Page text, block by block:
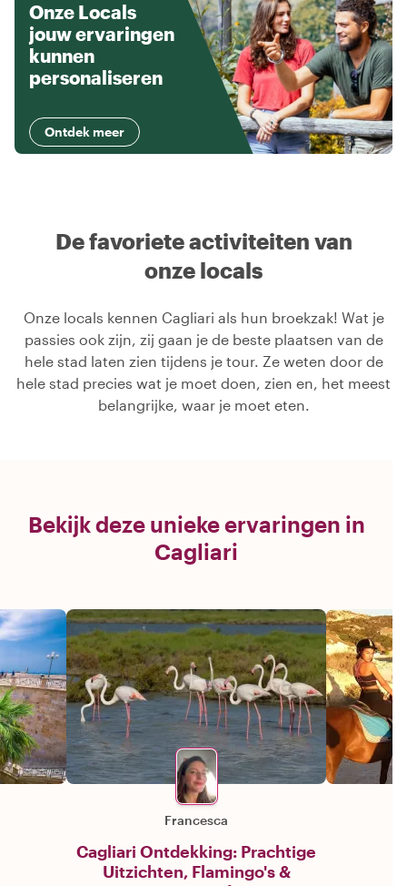
Onze Locals
jouw ervaringen
kunnen
personaliseren
Ontdek meer
De favoriete activiteiten van
onze locals
Onze locals kennen Cagliari als hun broekzak! Wat je
passies ook zijn, zij gaan je de beste plaatsen van de
hele stad laten zien tijdens je tour. Ze weten door de
hele stad precies wat je moet doen, zien en, het meest
belangrijke, waar je moet eten.
Bekijk deze unieke ervaringen in
Cagliari
Francesca
Cagliari Ontdekking: Prachtige
Uitzichten, Flamingo's &